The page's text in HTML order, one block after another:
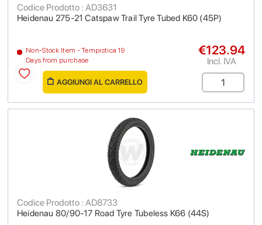
Heidenau 275-21 Catspaw Trail Tyre Tubed K60 (45P)
Codice Prodotto : AD3631
Non-Stock Item - Tempistica 19
Days from purchase
€123.94
Incl. IVA
AGGIUNGI AL CARRELLO
Heidenau 80/90-17 Road Tyre Tubeless K66 (44S)
Codice Prodotto : AD8733